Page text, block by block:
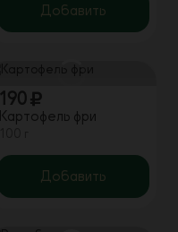
Добавить
190
Картофель фри
Добавить